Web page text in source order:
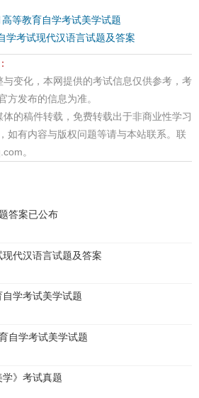
等教育自学考试美学试题
学考试现代汉语言试题及答案
变化，本网提供的考试信息仅供参考，考
方发布的信息为准。
的稿件转载，免费转载出于非商业性学习
如有内容与版权问题等请与本站联系。联
。
答案已公布
代汉语言试题及答案
学考试美学试题
自学考试美学试题
》考试真题